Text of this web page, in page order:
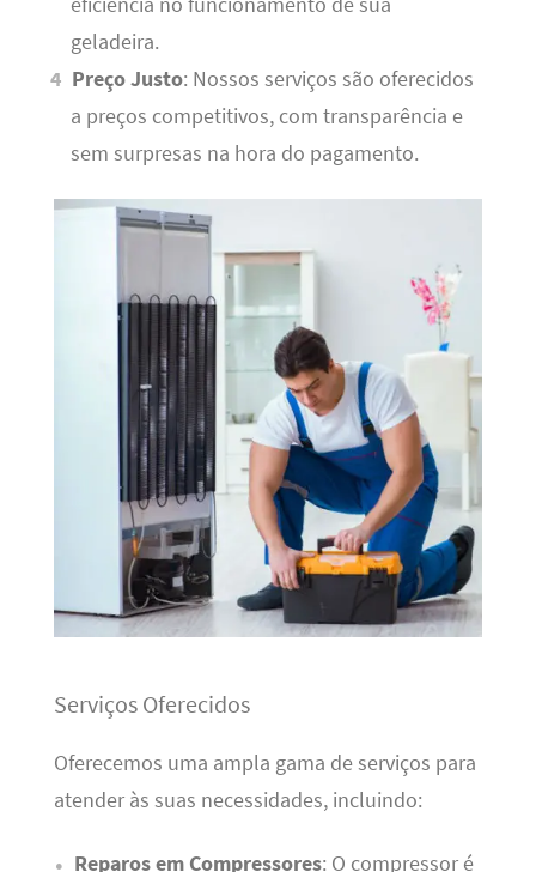
geladeira.
Preço Justo: Nossos serviços são oferecidos
a preços competitivos, com transparência e
sem surpresas na hora do pagamento.
Serviços Oferecidos
Oferecemos uma ampla gama de serviços para
atender às suas necessidades, incluindo:
Reparos em Compressores: O compressor é